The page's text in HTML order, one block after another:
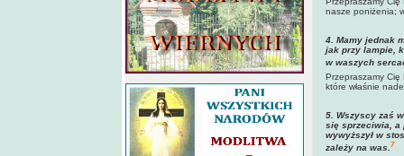
nasze poniżenia;
4. Mamy jednak
jak przy lampie,
w waszych
Przepraszamy
które właśnie
5. Wszyscy zaś
się sprzeciwia, a
wywyższył w
zależy na was.7